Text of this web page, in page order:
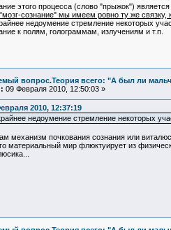
этого процесса (слово "прыжок")
сознание" мы имеем ровно ту же связку,
недоумение стремление некоторых
к полям, голограммам, излучениям и т.п.
вопрос.Теория всего: "А был ли
09 Февраля 2010, 12:50:03 »
2010, 12:37:19
недоумение стремление некоторых
механизм почкования сознания или
материальный мир флюктуирует из